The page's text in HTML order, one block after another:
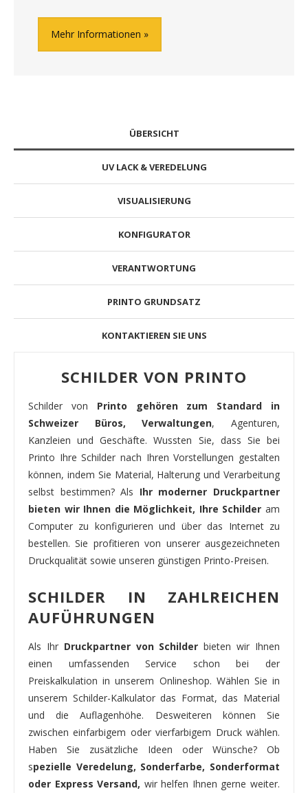
Mehr Informationen
ÜBERSICHT
UV LACK & VEREDELUNG
VISUALISIERUNG
KONFIGURATOR
VERANTWORTUNG
PRINTO GRUNDSATZ
KONTAKTIEREN SIE UNS
SCHILDER VON PRINTO
Schilder von Printo gehören zum Standard in
Schweizer Büros, Verwaltungen, Agenturen,
Kanzleien und Geschäfte. Wussten Sie, dass Sie bei
Printo Ihre Schilder nach Ihren Vorstellungen gestalten
können, indem Sie Material, Halterung und Verarbeitung
selbst bestimmen? Als Ihr moderner Druckpartner
bieten wir Ihnen die Möglichkeit, Ihre Schilder am
Computer zu konfigurieren und über das Internet zu
bestellen. Sie profitieren von unserer ausgezeichneten
Druckqualität sowie unseren günstigen Printo-Preisen.
SCHILDER IN ZAHLREICHEN
AUFÜHRUNGEN
Als Ihr Druckpartner von Schilderbieten wir Ihnen
einen umfassenden Service schon bei der
Preiskalkulation in unserem Onlineshop. Wählen Sie in
unserem Schilder-Kalkulator das Format, das Material
und die Auflagenhöhe. Desweiteren können Sie
zwischen einfarbigem oder vierfarbigem Druck wählen.
Haben Sie zusätzliche Ideen oder Wünsche? Ob
spezielle Veredelung, Sonderfarbe, Sonderformat
oder Express Versand, wir helfen Ihnen gerne weiter.